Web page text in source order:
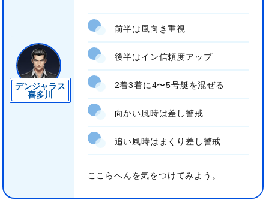
デンジャラス
喜多川
前半は風向き重視
後半はイン信頼度アップ
2着3着に4〜5号艇を混ぜる
向かい風時は差し警戒
追い風時はまくり差し警戒
ここらへんを気をつけてみよう。